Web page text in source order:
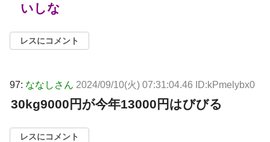
いしな
レスにコメント
97: ななしさん 2024/09/10(火) 07:31:04.46 ID:kPmelybx0
30kg9000円が今年13000円はびびる
レスにコメント